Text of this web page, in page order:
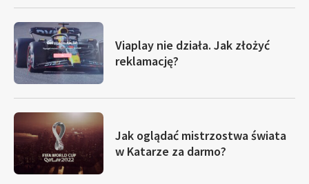
Viaplay nie działa. Jak złożyć
reklamację?
Jak oglądać mistrzostwa świata
w Katarze za darmo?